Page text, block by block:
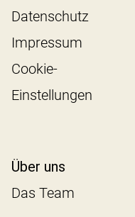
Datenschutz
Impressum
Cookie-
Einstellungen
Über uns
Das Team